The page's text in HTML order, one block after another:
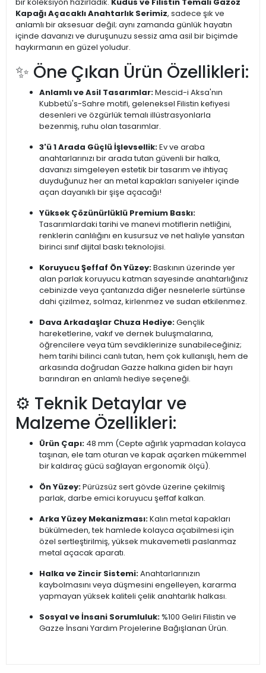
bir koleksiyon hazırladık. Kudüs ve Filistin Temalı Gazoz
Kapağı Açacaklı Anahtarlık Serimiz, sadece şık ve
anlamlı bir aksesuar değil; aynı zamanda günlük hayatın
içinde davanızı ve duruşunuzu sessiz ama asil bir biçimde
haykırmanın en güzel yoludur.
✨ Öne Çıkan Ürün Özellikleri:
Anlamlı ve Asil Tasarımlar:Mescid-i Aksa'nın
Kubbetü's-Sahre motifi, geleneksel Filistin kefiyesi
desenleri ve özgürlük temalı illüstrasyonlarla
bezenmiş, ruhu olan tasarımlar.
3'ü 1 Arada Güçlü İşlevsellik:Ev ve araba
anahtarlarınızı bir arada tutan güvenli bir halka,
davanızı simgeleyen estetik bir tasarım ve ihtiyaç
duyduğunuz her an metal kapakları saniyeler içinde
açan dayanıklı bir şişe açacağı!
Yüksek Çözünürlüklü Premium Baskı:
Tasarımlardaki tarihi ve manevi motiflerin netliğini,
renklerin canlılığını en kusursuz ve net haliyle yansıtan
birinci sınıf dijital baskı teknolojisi.
Koruyucu Şeffaf Ön Yüzey:Baskının üzerinde yer
alan parlak koruyucu katman sayesinde anahtarlığınız
cebinizde veya çantanızda diğer nesnelerle sürtünse
dahi çizilmez, solmaz, kirlenmez ve sudan etkilenmez.
Dava Arkadaşlar Chuza Hediye:Gençlik
hareketlerine, vakıf ve dernek buluşmalarına,
öğrencilere veya tüm sevdiklerinize sunabileceğiniz;
hem tarihi bilinci canlı tutan, hem çok kullanışlı, hem de
arkasında doğrudan Gazze halkına giden bir hayrı
barındıran en anlamlı hediye seçeneği.
⚙️ Teknik Detaylar ve
Malzeme Özellikleri:
Ürün Çapı: 48 mm (Cepte ağırlık yapmadan kolayca
taşınan, ele tam oturan ve kapak açarken mükemmel
bir kaldıraç gücü sağlayan ergonomik ölçü).
Ön Yüzey:Pürüzsüz sert gövde üzerine çekilmiş
parlak, darbe emici koruyucu şeffaf kalkan.
Arka Yüzey Mekanizması:Kalın metal kapakları
bükülmeden, tek hamlede kolayca açabilmesi için
özel sertleştirilmiş, yüksek mukavemetli paslanmaz
metal açacak aparatı.
Halka ve Zincir Sistemi:Anahtarlarınızın
kaybolmasını veya düşmesini engelleyen, kararma
yapmayan yüksek kaliteli çelik anahtarlık halkası.
Sosyal ve İnsani Sorumluluk: %100 Geliri Filistin ve
Gazze İnsani Yardım Projelerine Bağışlanan Ürün.